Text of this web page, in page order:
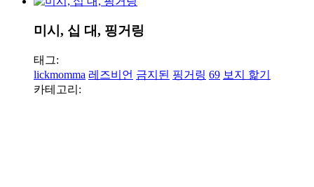
미시, 십 대, 핑거링
태그:
lickmomma 레즈비언 금지된 핑거링 69 보지 핥기
카테고리: